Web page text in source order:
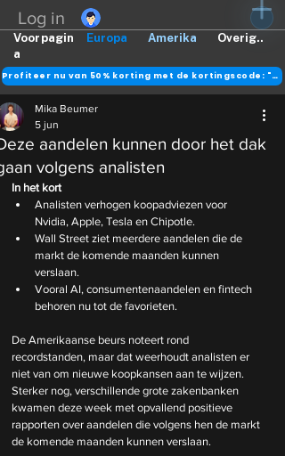
Log in
Europa Amerika Overig..
Voorpagin
a
Profiteer nu van 50% korting met de kortingscode: "DANK"
aandelen kunnen door het dak
volgens analisten
Mika Beumer
5 jun
In het kort
Analisten verhogen koopadviezen voor
Nvidia, Apple, Tesla en Chipotle.
Wall Street ziet meerdere aandelen die de
markt de komende maanden kunnen
verslaan.
Vooral AI, consumentenaandelen en fintech
behoren nu tot de favorieten.
De Amerikaanse beurs noteert rond
recordstanden, maar dat weerhoudt analisten er
niet van om nieuwe koopkansen aan te wijzen.
Sterker nog, verschillende grote zakenbanken
kwamen deze week met opvallend positieve
rapporten over aandelen die volgens hen de markt
de komende maanden kunnen verslaan.